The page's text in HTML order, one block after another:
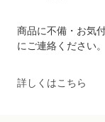
商品に不備・お気
にご連絡ください。
詳しくはこちら